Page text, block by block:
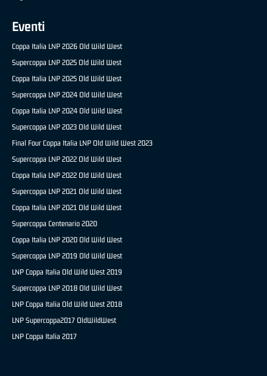
Eventi
Coppa Italia LNP 2026 Old Wild West
Supercoppa LNP 2025 Old Wild West
Coppa Italia LNP 2025 Old Wild West
Supercoppa LNP 2024 Old Wild West
Coppa Italia LNP 2024 Old Wild West
Supercoppa LNP 2023 Old Wild West
Final Four Coppa Italia LNP Old Wild West 2023
Supercoppa LNP 2022 Old Wild West
Coppa Italia LNP 2022 Old Wild West
Supercoppa LNP 2021 Old Wild West
Coppa Italia LNP 2021 Old Wild West
Supercoppa Centenario 2020
Coppa Italia LNP 2020 Old Wild West
Supercoppa LNP 2019 Old Wild West
LNP Coppa Italia Old Wild West 2019
Supercoppa LNP 2018 Old Wild West
LNP Coppa Italia Old Wild West 2018
LNP Supercoppa2017 OldWildWest
LNP Coppa Italia 2017